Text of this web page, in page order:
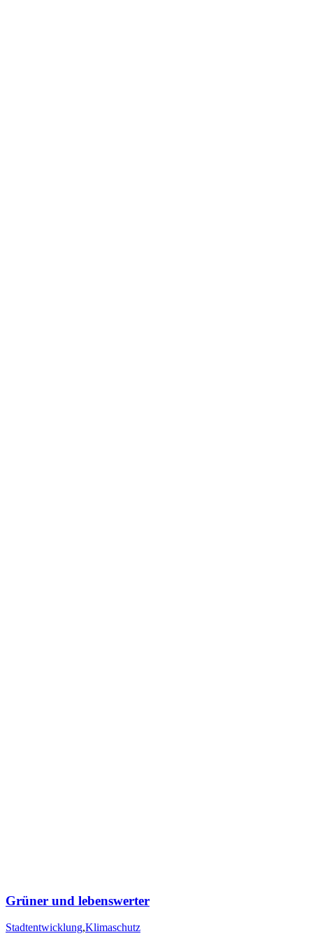
Grüner und lebenswerter
Stadtentwicklung,Klimaschutz